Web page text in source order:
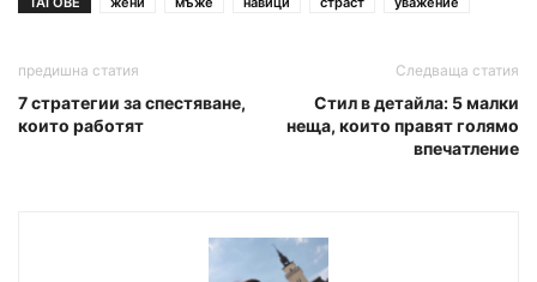
предишна статия
7 стратегии за спестяване,
които работят
Следваща статия
Стил в детайла: 5 малки
неща, които правят голямо
впечатление